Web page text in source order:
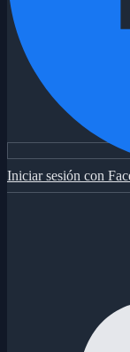
Iniciar sesión con